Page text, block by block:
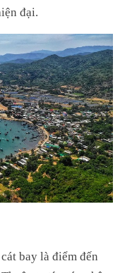
đại.
bay là điểm đến